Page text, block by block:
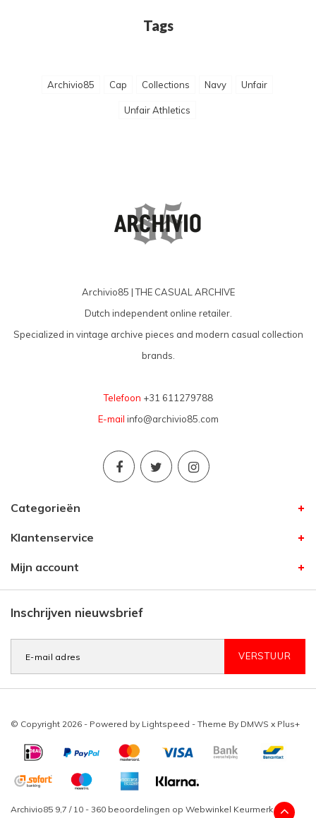
Tags
Archivio85 Cap Collections Navy Unfair
Unfair Athletics
Archivio85 | THE CASUAL ARCHIVE
Dutch independent online retailer.
Specialized in vintage archive pieces and modern casual collection
brands.
Telefoon +31 611279788
E-mail info@archivio85.com
Categorieën
Klantenservice
Mijn account
Inschrijven nieuwsbrief
VERSTUUR
© Copyright 2026 - Powered by Lightspeed - Theme By DMWS x Plus+
Archivio85 9,7 / 10 - 360 beoordelingen op Webwinkel Keurmerk